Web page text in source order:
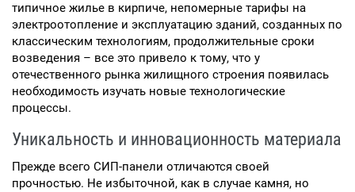
типичное жилье в кирпиче, непомерные тарифы на
электроотопление и эксплуатацию зданий, созданных по
классическим технологиям, продолжительные сроки
возведения – все это привело к тому, что у
отечественного рынка жилищного строения появилась
необходимость изучать новые технологические
процессы.
Уникальность и инновационность материала
Прежде всего СИП-панели отличаются своей
прочностью. Не избыточной, как в случае камня, но